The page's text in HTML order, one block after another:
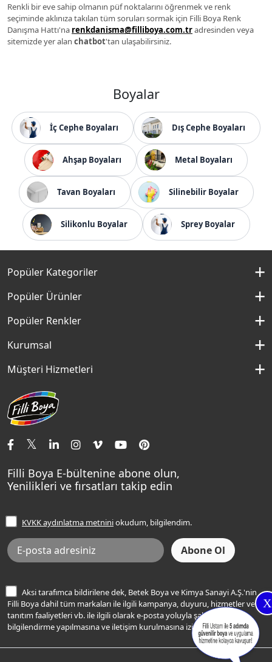
Renkli bir eve sahip olmanın püf noktalarını öğrenmek ve renk
seçiminde aklınıza takılan tüm soruları sormak için Filli Boya Renk
Danışma Hattı'na renkdanisma@filliboya.com.tradresinden veya
sitemizde yer alan chatbot'tan ulaşabilirsiniz.
Boyalar
İç Cephe Boyaları Dış Cephe Boyaları
Ahşap Boyaları Metal Boyaları
Tavan Boyaları Silinebilir Boyalar
Silikonlu Boyalar Sprey Boyalar
X
Popüler Kategoriler
İç Cephe Boyaları
İç Cephe Renkleri
Dış Cephe Renkleri
Mobilya Boyaları
Macun ve Astarlar
Yapı Kimyasalları
Tavan Boyaları
Ev Bakım ve Hobi Boyaları
Yatak Odası Renkleri
Popüler Ürünler
Momento Silan
Panel Kapı Boyası
Aqualux
Momento Max Cleanix
Sentomaxx Sentetik Boya
Sentomaxx İpeksi Mat
Momento Life
Popüler Renkler
Kırık Beyaz Rengi
Aydan Rengi
Fildişi Rengi
Andezit Rengi
Şampanya Rengi
Açık Mavi Rengi
Frezya Rengi
Kurumsal
Hakkımızda
Basın Odası
İletişim Bilgilerimiz
Müşteri Hizmetleri
İletişim Formu
Satış Noktaları
Renk Danışma
Filli Ustam
Sıkça Sorulan Sorular
Ücretsiz Yalıtım Keşif Hizmeti
Bilgi Toplumu Hizmetleri
İnternet Sitesi Kullanım Koşulları
KVKK Talep Formu
KVKK Aydınlatma Metni
Filli Boya E-bültenine abone olun,
Yenilikleri ve fırsatları takip edin
KVKK aydınlatma metniniokudum, bilgilendim.
Aksi tarafımca bildirilene dek, Betek Boya ve Kimya Sanayi A.Ş.'nin
Filli Boya dahil tüm markaları ile ilgili kampanya, duyuru, hizmetler ve
tanıtım faaliyetleri vb. ile ilgili olarak e-posta yoluyla şahsıma
bilgilendirme yapılmasına ve iletişim kurulmasına izin veriyorum.